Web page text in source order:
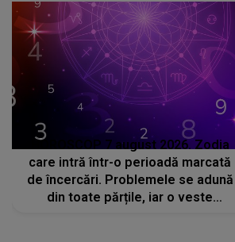
HOROSCOP 7 august 2026. Zodia
care intră într-o perioadă marcată
de încercări. Problemele se adună
din toate părțile, iar o veste